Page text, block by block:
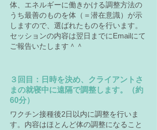
体、エネルギーに働きかける調整方法の
うち最善のものを体（＝潜在意識）が示
しますので、選ばれたものを行います。
セッションの内容は翌日までにEmailにて
ご報告いたします＾＾
​３回目：日時を決め、クライアントさ
まの就寝中に遠隔で調整します。（約
60分）
ワクチン接種後2日以内に調整を行いま
す。内容はほとんど体の調整になること